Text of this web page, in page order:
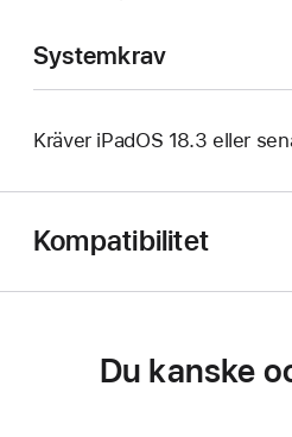
Systemkrav
Kräver iPadOS 18.3 eller
Kompatibilitet
Du kanske